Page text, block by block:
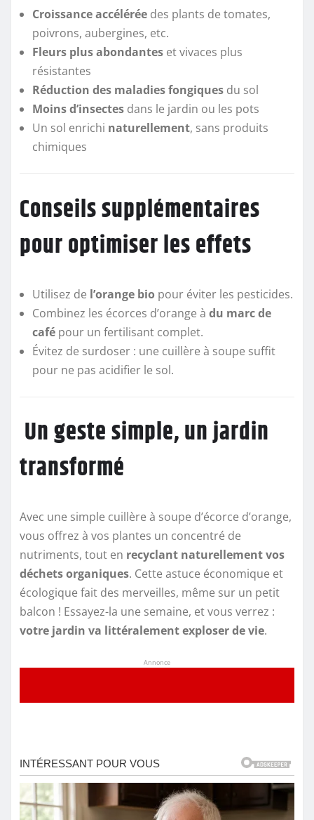
Croissance accélérée des plants de tomates,
poivrons, aubergines, etc.
Fleurs plus abondantes et vivaces plus
résistantes
Réduction des maladies fongiques du sol
Moins d’insectes dans le jardin ou les pots
Un sol enrichi naturellement, sans produits
chimiques
Conseils supplémentaires
pour optimiser les effets
Utilisez de l’orange bio pour éviter les pesticides.
Combinez les écorces d’orange à du marc de
café pour un fertilisant complet.
Évitez de surdoser : une cuillère à soupe suffit
pour ne pas acidifier le sol.
Un geste simple, un jardin
transformé
Avec une simple cuillère à soupe d’écorce d’orange,
vous offrez à vos plantes un concentré de
nutriments, tout en recyclant naturellement vos
déchets organiques. Cette astuce économique et
écologique fait des merveilles, même sur un petit
balcon ! Essayez-la une semaine, et vous verrez :
votre jardin va littéralement exploser de vie.
Annonce